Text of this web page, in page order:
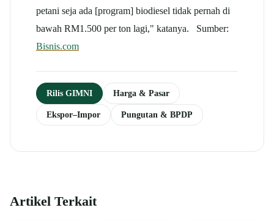
petani seja ada [program] biodiesel tidak pernah di
bawah RM1.500 per ton lagi," katanya. Sumber:
Bisnis.com
Rilis GIMNI Harga & Pasar
Ekspor–Impor Pungutan & BPDP
Artikel Terkait